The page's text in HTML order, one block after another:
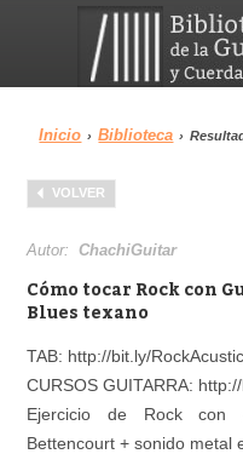
Menu
Biblioteca
Área personal
Inicio › Biblioteca ›
VOLVER
Autor:ChachiGuitar
Cómo tocar Rock con
Blues texano
TAB: http://bit.ly/
CURSOS GUITARRA:
Ejercicio de Rock con
Bettencourt + sonido metal